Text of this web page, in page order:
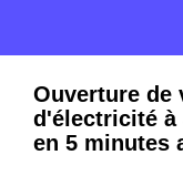
Ouverture de
d'électricité à
en 5 minutes